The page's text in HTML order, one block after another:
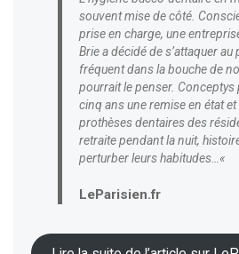
souvent mise de côté.
prise en charge, une
Brie a décidé de s’attaquer
fréquent dans la bouche de
pourrait le penser.
cinq ans une remise en état
prothèses dentaires des
retraite pendant la nuit,
perturber leurs habitudes… «
LeParisien.fr